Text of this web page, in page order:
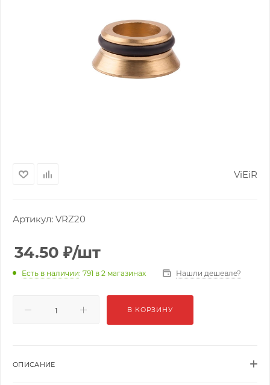
ViEiR
Артикул: VRZ20
34.50 ₽/шт
Есть в наличии: 791 в 2 магазинах Нашли дешевле?
В КОРЗИНУ
ОПИСАНИЕ